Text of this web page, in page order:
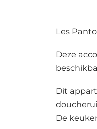
Les
Deze
Dit
De